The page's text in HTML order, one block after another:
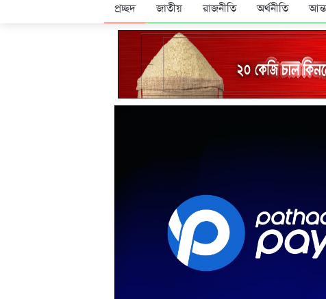
প্রচ্ছদ জাতীয় রাজনীতি অর্থনীতি